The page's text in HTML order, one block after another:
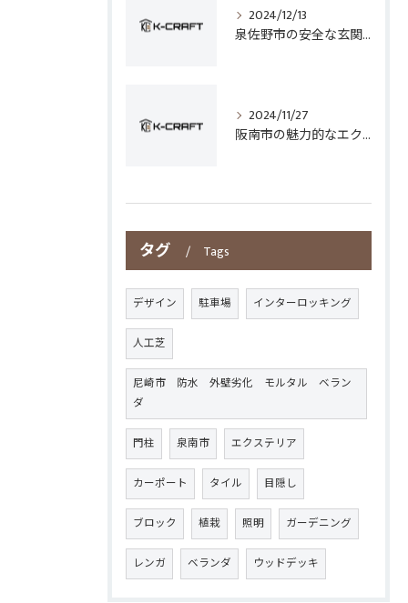
2024/12/13
泉佐野市の安全な玄関手すり設置技術
2024/11/27
阪南市の魅力的なエクステリアデザイン
タグ Tags
デザイン 駐車場 インターロッキング
人工芝
尼崎市 防水 外壁劣化 モルタル ベラン
ダ
門柱 泉南市 エクステリア
カーポート タイル 目隠し
ブロック 植栽 照明 ガーデニング
レンガ ベランダ ウッドデッキ